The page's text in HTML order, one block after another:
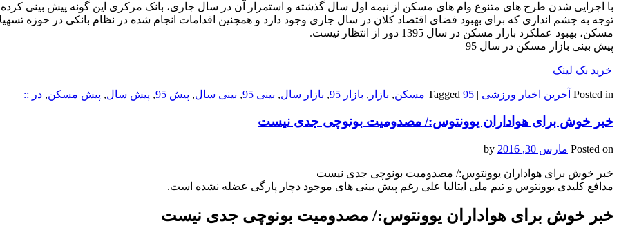
با اجرایی شدن طرح های متنوع وام های مسکن از نیمه اول سال گذشته و استمرار آن در سال جاری، بانک مرکزی این گونه پیش بینی
توجه به چشم اندازی که برای بهبود فضای اقتصاد کلان در سال جاری وجود دارد و همچنین اقدامات انجام شده در نظام بانکی در حوزه
مسکن، بهبود عملکرد بازار مسکن در سال 1395 دور از انتظار نیست.
پیش‌ بینی بازار مسکن در سال 95
خرید بک لینک
Posted in آخرین اخبار ورزشی |
Tagged 95 مسکن , بازار , بازار 95 , بازار سال, بینی 95 , بینی سال, پیش‌ 95 , پیش‌ سال, پیش‌ مسکن, در ::
خبر خوش برای هواداران یوونتوس:/ مصدومیت بونوچی جدی نیست
Posted on مارس 30, 2016
خبر خوش برای هواداران یوونتوس:/ مصدومیت بونوچی جدی نیست
مدافع کلیدی یوونتوس و تیم ملی ایتالیا علی رغم پیش بینی های موجود دچار پارگی عضله نشده است.
خبر خوش برای هواداران یوونتوس:/ مصدومیت بونوچی جدی نیست